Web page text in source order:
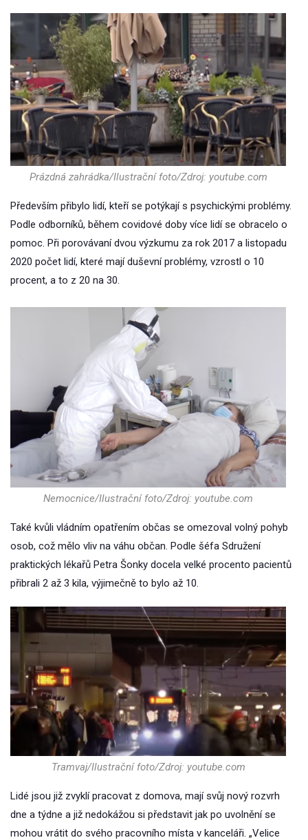
Prázdná zahrádka/Ilustrační foto/Zdroj: youtube.com
Především přibylo lidí, kteří se potýkají s psychickými problémy.
Podle odborníků, během covidové doby více lidí se obracelo o
pomoc. Při porovávaní dvou výzkumu za rok 2017 a listopadu
2020 počet lidí, které mají duševní problémy, vzrostl o 10
procent, a to z 20 na 30.
Nemocnice/Ilustrační foto/Zdroj: youtube.com
Také kvůli vládním opatřením občas se omezoval volný pohyb
osob, což mělo vliv na váhu občan. Podle šéfa Sdružení
praktických lékařů Petra Šonky docela velké procento pacientů
přibrali 2 až 3 kila, výjimečně to bylo až 10.
Tramvaj/Ilustrační foto/Zdroj: youtube.com
Lidé jsou již zvyklí pracovat z domova, mají svůj nový rozvrh
dne a týdne a již nedokážou si představit jak po uvolnění se
mohou vrátit do svého pracovního místa v kanceláři. „Velice